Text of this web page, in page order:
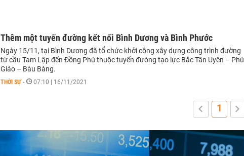
Thêm một tuyến đường kết nối Bình Dương và Bình Phước
Ngày 15/11, tại Bình Dương đã tổ chức khởi công xây dựng công trình đường
từ cầu Tam Lập đến Đồng Phú thuộc tuyến đường tạo lực Bắc Tân Uyên – Phú
Giáo – Bàu Bàng.
THỜI SỰ - 07:10 | 16/11/2021
1